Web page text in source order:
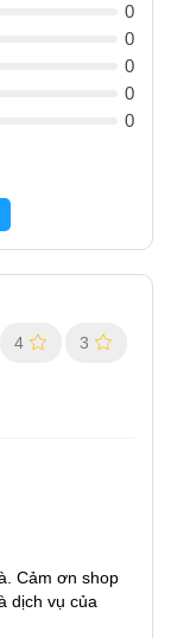
0
0
0
0
0
4 3
Cảm ơn shop
dịch vụ của